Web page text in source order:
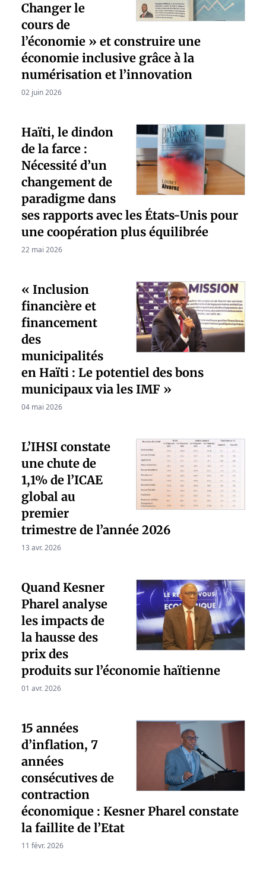
Changer le
cours de
l’économie » et construire une
économie inclusive grâce à la
numérisation et l’innovation
02 juin 2026
Haïti, le dindon
de la farce :
Nécessité d’un
changement de
paradigme dans
ses rapports avec les États-Unis pour
une coopération plus équilibrée
22 mai 2026
« Inclusion
financière et
financement
des
municipalités
en Haïti : Le potentiel des bons
municipaux via les IMF »
04 mai 2026
L’IHSI constate
une chute de
1,1% de l’ICAE
global au
premier
trimestre de l’année 2026
13 avr. 2026
Quand Kesner
Pharel analyse
les impacts de
la hausse des
prix des
produits sur l’économie haïtienne
01 avr. 2026
15 années
d’inflation, 7
années
consécutives de
contraction
économique : Kesner Pharel constate
la faillite de l’Etat
11 févr. 2026